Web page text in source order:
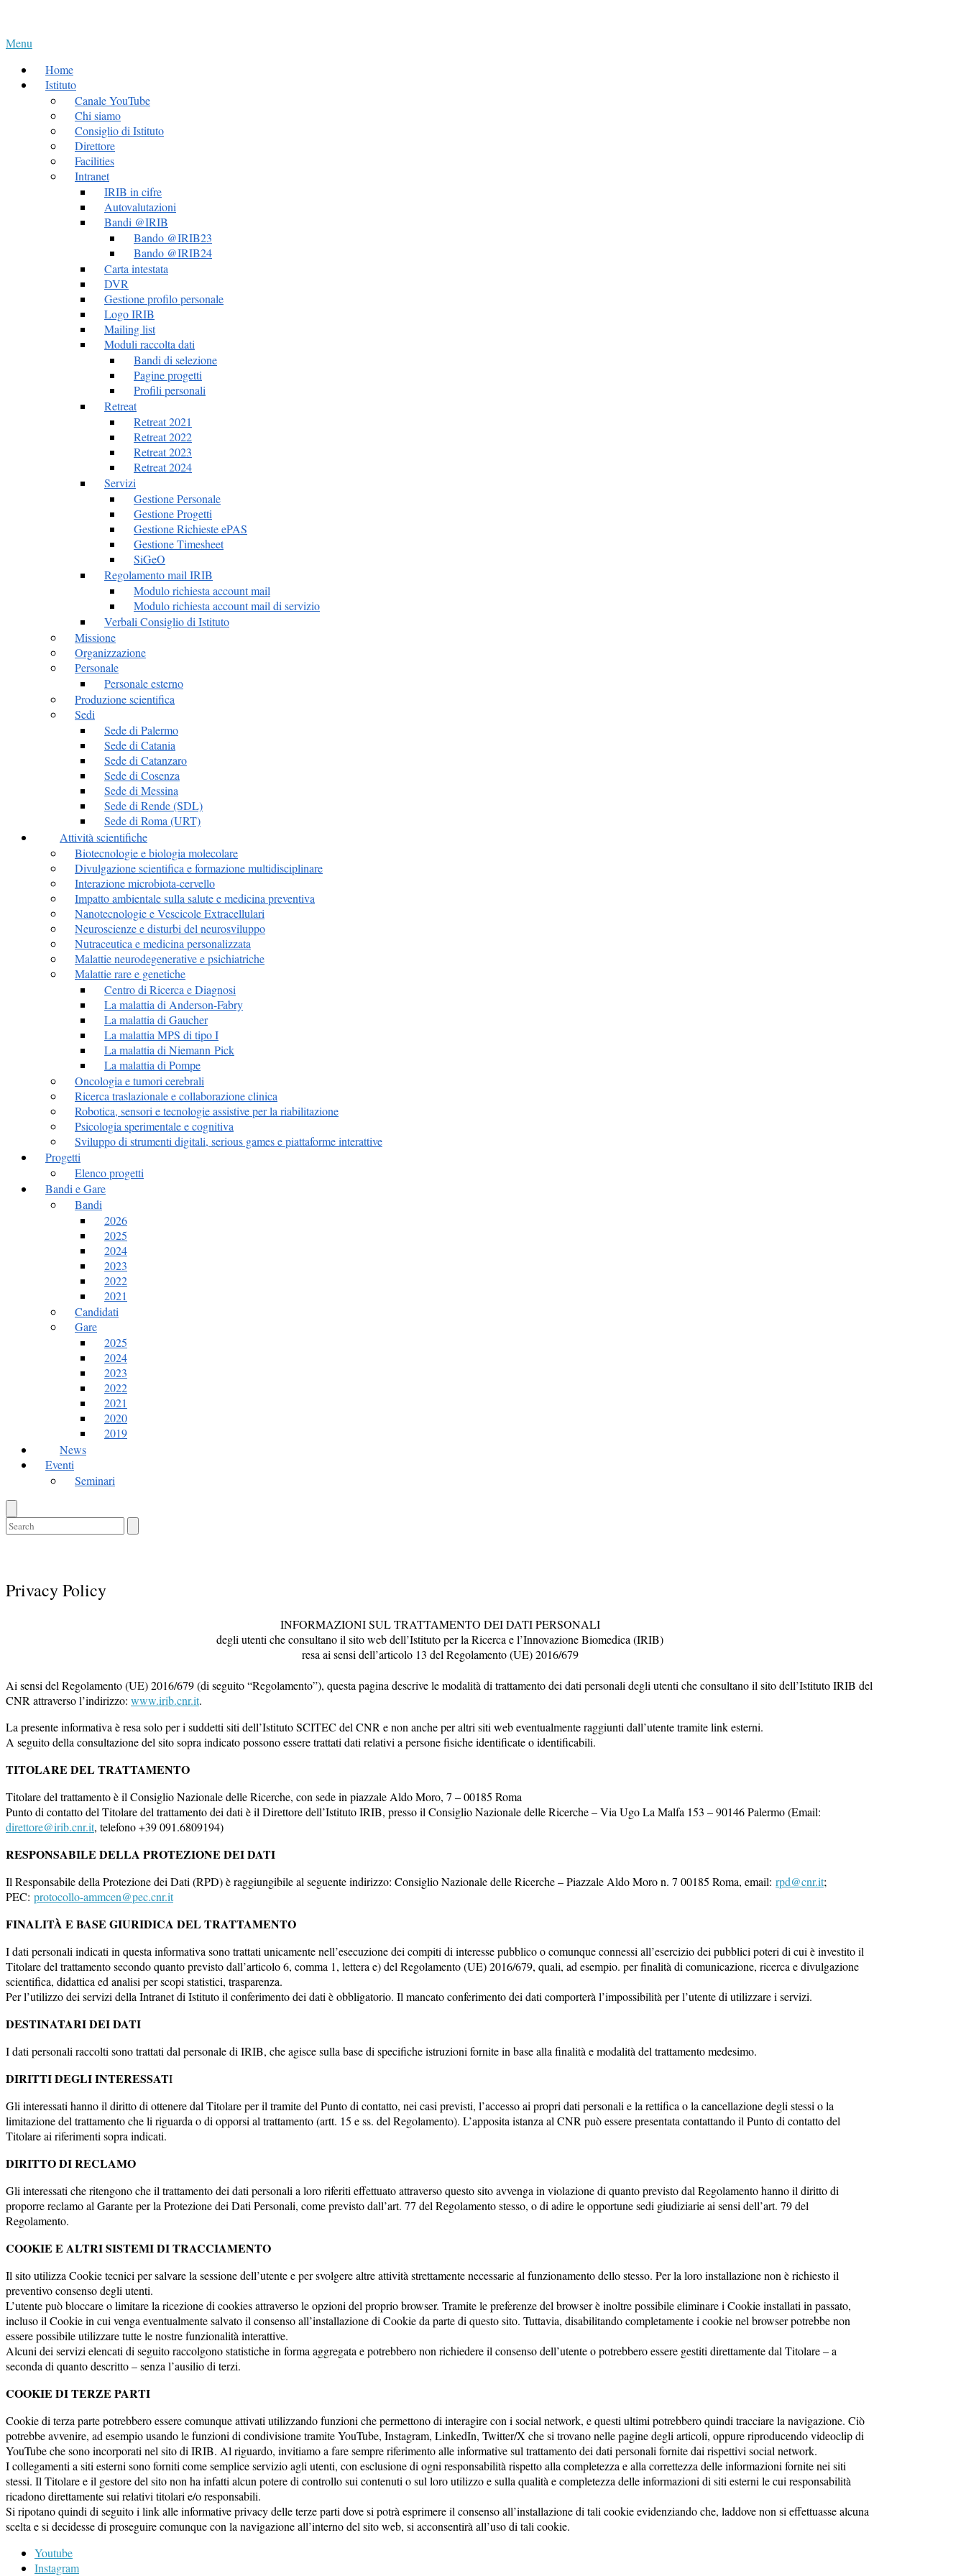
content
Menu
Home
Istituto
Canale YouTube
Chi siamo
Consiglio di Istituto
Direttore
Facilities
Intranet
IRIB in cifre
Autovalutazioni
Bandi @IRIB
Bando @IRIB23
Bando @IRIB24
Carta intestata
DVR
Gestione profilo personale
Logo IRIB
Mailing list
Moduli raccolta dati
Bandi di selezione
Pagine progetti
Profili personali
Retreat
Retreat 2021
Retreat 2022
Retreat 2023
Retreat 2024
Servizi
Gestione Personale
Gestione Progetti
Gestione Richieste ePAS
Gestione Timesheet
SiGeO
Regolamento mail IRIB
Modulo richiesta account mail
Modulo richiesta account mail di servizio
Verbali Consiglio di Istituto
Missione
Organizzazione
Personale
Personale esterno
Produzione scientifica
Sedi
Sede di Palermo
Sede di Catania
Sede di Catanzaro
Sede di Cosenza
Sede di Messina
Sede di Rende (SDL)
Sede di Roma (URT)
Attività scientifiche
Biotecnologie e biologia molecolare
Divulgazione scientifica e formazione multidisciplinare
Interazione microbiota-cervello
Impatto ambientale sulla salute e medicina preventiva
Nanotecnologie e Vescicole Extracellulari
Neuroscienze e disturbi del neurosviluppo
Nutraceutica e medicina personalizzata
Malattie neurodegenerative e psichiatriche
Malattie rare e genetiche
Centro di Ricerca e Diagnosi
La malattia di Anderson-Fabry
La malattia di Gaucher
La malattia MPS di tipo I
La malattia di Niemann Pick
La malattia di Pompe
Oncologia e tumori cerebrali
Ricerca traslazionale e collaborazione clinica
Robotica, sensori e tecnologie assistive per la riabilitazione
Psicologia sperimentale e cognitiva
Sviluppo di strumenti digitali, serious games e piattaforme interattive
Progetti
Elenco progetti
Bandi e Gare
Bandi
2026
2025
2024
2023
2022
2021
Candidati
Gare
2025
2024
2023
2022
2021
2020
2019
News
Eventi
Seminari
search
bar
Privacy Policy
INFORMAZIONI SUL TRATTAMENTO DEI DATI PERSONALI
degli utenti che consultano il sito web dell’Istituto per la Ricerca e l’Innovazione Biomedica (IRIB)
resa ai sensi dell’articolo 13 del Regolamento (UE) 2016/679
Ai sensi del Regolamento (UE) 2016/679 (di seguito “Regolamento”), questa pagina descrive le modalità di trattamento dei dati personali degli utenti che consultano il sito dell’Istituto IRIB del
CNR attraverso l’indirizzo: www.irib.cnr.it.
La presente informativa è resa solo per i suddetti siti dell’Istituto SCITEC del CNR e non anche per altri siti web eventualmente raggiunti dall’utente tramite link esterni.
A seguito della consultazione del sito sopra indicato possono essere trattati dati relativi a persone fisiche identificate o identificabili.
TITOLARE DEL TRATTAMENTO
Titolare del trattamento è il Consiglio Nazionale delle Ricerche, con sede in piazzale Aldo Moro, 7 – 00185 Roma
Punto di contatto del Titolare del trattamento dei dati è il Direttore dell’Istituto IRIB, presso il Consiglio Nazionale delle Ricerche – Via Ugo La Malfa 153 – 90146 Palermo (Email:
direttore@irib.cnr.it, telefono +39 091.6809194)
RESPONSABILE DELLA PROTEZIONE DEI DATI
Il Responsabile della Protezione dei Dati (RPD) è raggiungibile al seguente indirizzo: Consiglio Nazionale delle Ricerche – Piazzale Aldo Moro n. 7 00185 Roma, email: rpd@cnr.it;
PEC: protocollo-ammcen@pec.cnr.it
FINALITÀ E BASE GIURIDICA DEL TRATTAMENTO
I dati personali indicati in questa informativa sono trattati unicamente nell’esecuzione dei compiti di interesse pubblico o comunque connessi all’esercizio dei pubblici poteri di cui è investito il
Titolare del trattamento secondo quanto previsto dall’articolo 6, comma 1, lettera e) del Regolamento (UE) 2016/679, quali, ad esempio. per finalità di comunicazione, ricerca e divulgazione
scientifica, didattica ed analisi per scopi statistici, trasparenza.
Per l’utilizzo dei servizi della Intranet di Istituto il conferimento dei dati è obbligatorio. Il mancato conferimento dei dati comporterà l’impossibilità per l’utente di utilizzare i servizi.
DESTINATARI DEI DATI
I dati personali raccolti sono trattati dal personale di IRIB, che agisce sulla base di specifiche istruzioni fornite in base alla finalità e modalità del trattamento medesimo.
DIRITTI DEGLI INTERESSATI
Gli interessati hanno il diritto di ottenere dal Titolare per il tramite del Punto di contatto, nei casi previsti, l’accesso ai propri dati personali e la rettifica o la cancellazione degli stessi o la
limitazione del trattamento che li riguarda o di opporsi al trattamento (artt. 15 e ss. del Regolamento). L’apposita istanza al CNR può essere presentata contattando il Punto di contatto del
Titolare ai riferimenti sopra indicati.
DIRITTO DI RECLAMO
Gli interessati che ritengono che il trattamento dei dati personali a loro riferiti effettuato attraverso questo sito avvenga in violazione di quanto previsto dal Regolamento hanno il diritto di
proporre reclamo al Garante per la Protezione dei Dati Personali, come previsto dall’art. 77 del Regolamento stesso, o di adire le opportune sedi giudiziarie ai sensi dell’art. 79 del
Regolamento.
COOKIE E ALTRI SISTEMI DI TRACCIAMENTO
Il sito utilizza Cookie tecnici per salvare la sessione dell’utente e per svolgere altre attività strettamente necessarie al funzionamento dello stesso. Per la loro installazione non è richiesto il
preventivo consenso degli utenti.
L’utente può bloccare o limitare la ricezione di cookies attraverso le opzioni del proprio browser. Tramite le preferenze del browser è inoltre possibile eliminare i Cookie installati in passato,
incluso il Cookie in cui venga eventualmente salvato il consenso all’installazione di Cookie da parte di questo sito. Tuttavia, disabilitando completamente i cookie nel browser potrebbe non
essere possibile utilizzare tutte le nostre funzionalità interattive.
Alcuni dei servizi elencati di seguito raccolgono statistiche in forma aggregata e potrebbero non richiedere il consenso dell’utente o potrebbero essere gestiti direttamente dal Titolare – a
seconda di quanto descritto – senza l’ausilio di terzi.
COOKIE DI TERZE PARTI
Cookie di terza parte potrebbero essere comunque attivati utilizzando funzioni che permettono di interagire con i social network, e questi ultimi potrebbero quindi tracciare la navigazione. Ciò
potrebbe avvenire, ad esempio usando le funzioni di condivisione tramite YouTube, Instagram, LinkedIn, Twitter/X che si trovano nelle pagine degli articoli, oppure riproducendo videoclip di
YouTube che sono incorporati nel sito di IRIB. Al riguardo, invitiamo a fare sempre riferimento alle informative sul trattamento dei dati personali fornite dai rispettivi social network.
I collegamenti a siti esterni sono forniti come semplice servizio agli utenti, con esclusione di ogni responsabilità rispetto alla completezza e alla correttezza delle informazioni fornite nei siti
stessi. Il Titolare e il gestore del sito non ha infatti alcun potere di controllo sui contenuti o sul loro utilizzo e sulla qualità e completezza delle informazioni di siti esterni le cui responsabilità
ricadono direttamente sui relativi titolari e/o responsabili.
Si ripotano quindi di seguito i link alle informative privacy delle terze parti dove si potrà esprimere il consenso all’installazione di tali cookie evidenziando che, laddove non si effettuasse alcuna
scelta e si decidesse di proseguire comunque con la navigazione all’interno del sito web, si acconsentirà all’uso di tali cookie.
Youtube
Instagram